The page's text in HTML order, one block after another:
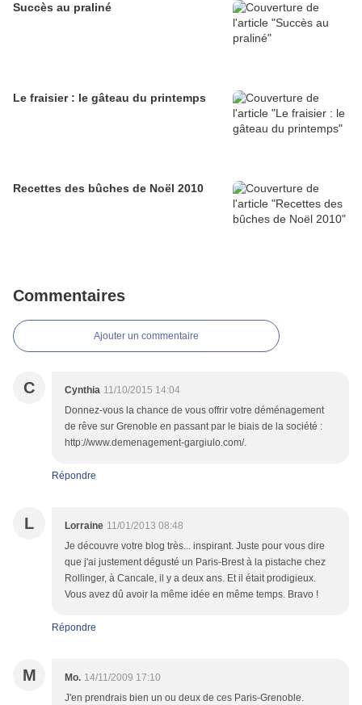
Succès au praliné
Le fraisier : le gâteau du printemps
Recettes des bûches de Noël 2010
Commentaires
Ajouter un commentaire
C Cynthia 11/10/2015 14:04
Donnez-vous la chance de vous offrir votre déménagement
de rêve sur Grenoble en passant par le biais de la société :
http://www.demenagement-gargiulo.com/.
Répondre
L Lorraine 11/01/2013 08:48
Je découvre votre blog très... inspirant. Juste pour vous dire
que j'ai justement dégusté un Paris-Brest à la pistache chez
Rollinger, à Cancale, il y a deux ans. Et il était prodigieux.
Vous avez dû avoir la même idée en même temps. Bravo !
Répondre
M Mo. 14/11/2009 17:10
J'en prendrais bien un ou deux de ces Paris-Grenoble.